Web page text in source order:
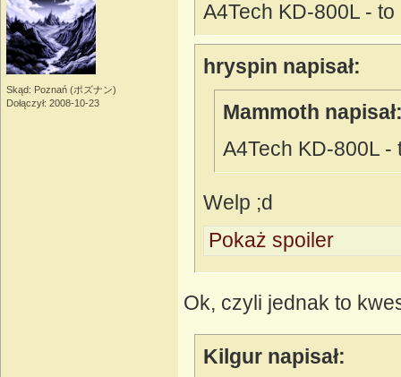
Skąd: Poznań (ポズナン)
Dołączył: 2008-10-23
A4Tech KD-800L -
hryspin napisał:
Mammoth
A4Tech KD-800L -
Welp ;d
Pokaż spoiler
Ok, czyli jednak to
Kilgur napisał: